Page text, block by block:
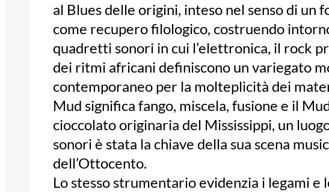
al Blues delle origini, inteso nel senso di un
come recupero filologico, costruendo
quadretti sonori in cui l’elettronica, il rock
dei ritmi africani definiscono un variegato
contemporaneo per la molteplicità dei
Mud significa fango, miscela, fusione e il
cioccolato originaria del Mississippi, un
sonori è stata la chiave della sua scena
dell’Ottocento.
Lo stesso strumentario evidenzia i legami